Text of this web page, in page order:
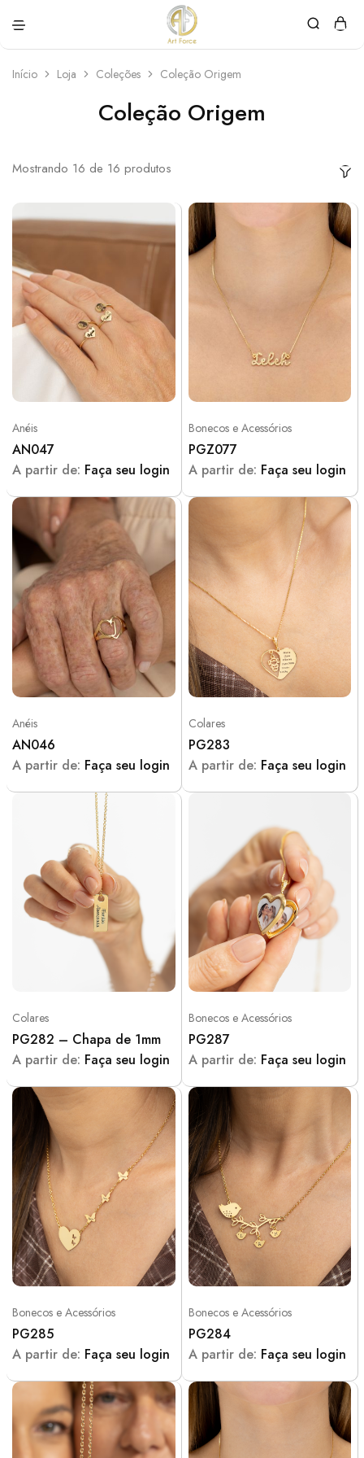
Force
personalizadas
Início Loja Coleções Coleção Origem
Coleção Origem
Mostrando 16 de 16 produtos
Anéis
AN047
A partir de: Faça seu login
Bonecos e Acessórios
PGZ077
A partir de: Faça seu login
Anéis
AN046
A partir de: Faça seu login
Colares
PG283
A partir de: Faça seu login
Colares
PG282 – Chapa de 1mm
A partir de: Faça seu login
Bonecos e Acessórios
PG287
A partir de: Faça seu login
Bonecos e Acessórios
PG285
A partir de: Faça seu login
Bonecos e Acessórios
PG284
A partir de: Faça seu login